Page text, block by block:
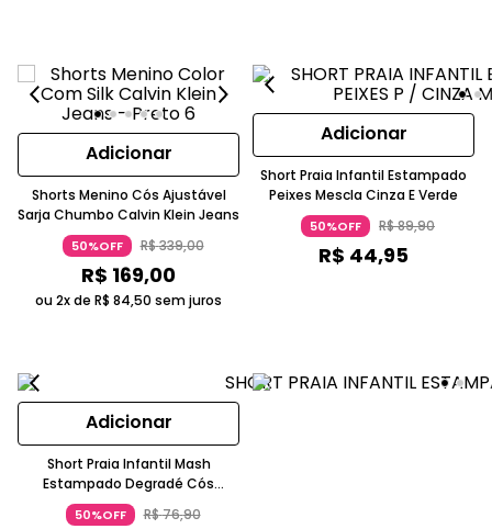
Adicionar
Shorts Menino Cós Ajustável
Sarja Chumbo Calvin Klein Jeans
50%OFF R$339,00
R$ 169,00
ou 2x de R$ 84,50 sem juros
Adicionar
Short Praia Infantil Estampado
Peixes Mescla Cinza E Verde
50%OFF R$89,90
R$ 44,95
Adicionar
Short Praia Infantil Mash
Estampado Degradé Cós
Ajustável Verde
50%OFF R$76,90